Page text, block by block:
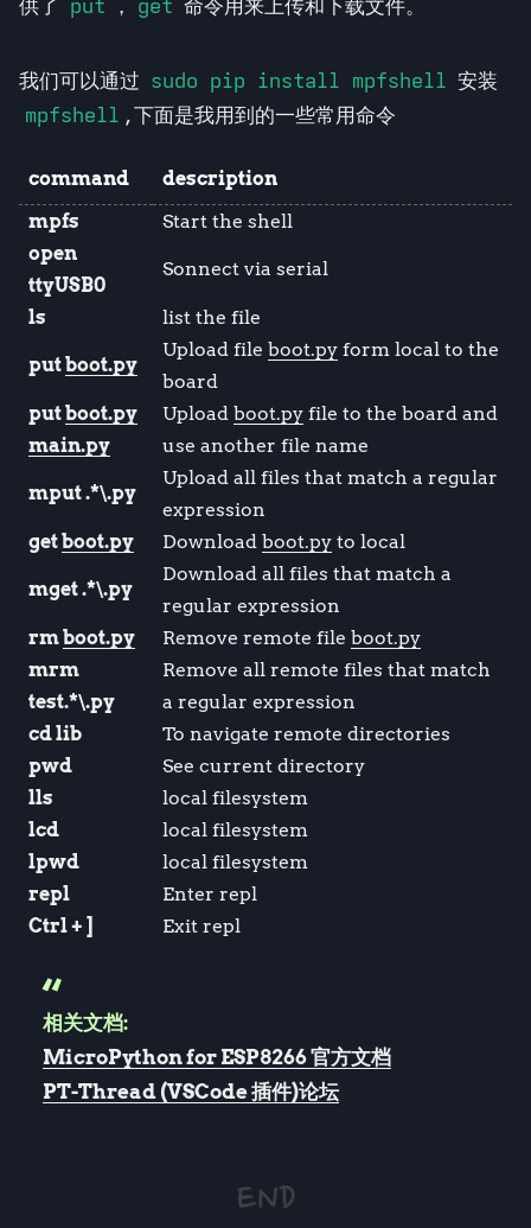
供了 put ， get 命令用来上传和下载文件。
我们可以通过 sudo pip install mpfshell 安装
mpfshell , 下面是我用到的一些常用命令
command
description
mpfs
Start the shell
open
ttyUSB0
Sonnect via serial
ls list the file
putboot.py
Upload file boot.py form local to the
board
putboot.py
main.py
Upload boot.py file to the board and
use another file name
mput .*\.py
Upload all files that match a regular
expression
getboot.py Download boot.py to local
mget .*\.py
Download all files that match a
regular expression
rmboot.py Remove remote file boot.py
mrm
test.*\.py
Remove all remote files that match
a regular expression
cd lib
To navigate remote directories
pwd
See current directory
lls
local filesystem
lcd
local filesystem
lpwd
local filesystem
repl
Enter repl
Ctrl + ]
Exit repl
相关文档:
MicroPython for ESP8266 官方文档
PT-Thread (VSCode 插件)论坛